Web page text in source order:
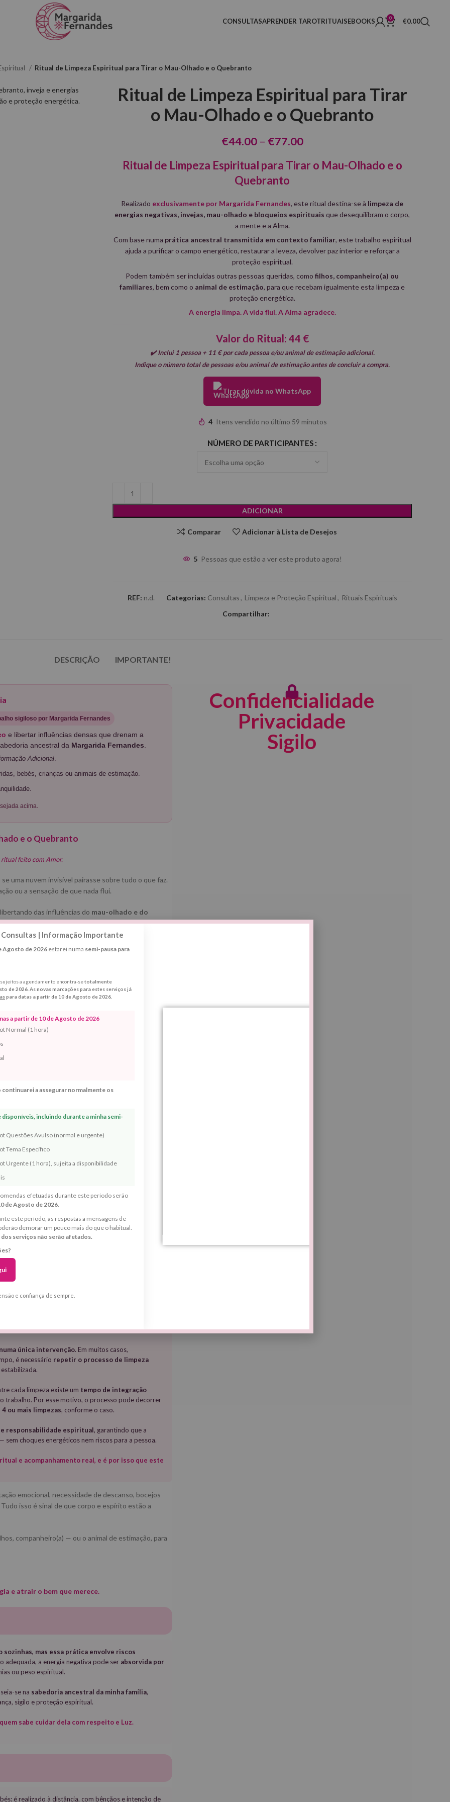
CONSULTASAPRENDER TAROTRITUAISEBOOKS 0 €0.00
Ritual de Limpeza Espiritual para Tirar o Mau-Olhado e o Quebranto
Ritual de Limpeza Espiritual para Tirar
o Mau-Olhado e o Quebranto
€44.00 – €77.00
Ritual de Limpeza Espiritual para Tirar o Mau-Olhado e o
Quebranto
Realizado exclusivamente por Margarida Fernandes, este ritual destina-se à limpeza de
energias negativas, invejas, mau-olhado e bloqueios espirituais que desequilibram o corpo,
a mente e a Alma.
Com base numa prática ancestral transmitida em contexto familiar, este trabalho espiritual
ajuda a purificar o campo energético, restaurar a leveza, devolver paz interior e reforçar a
proteção espiritual.
Podem também ser incluídas outras pessoas queridas, como filhos, companheiro(a) ou
familiares, bem como o animal de estimação, para que recebam igualmente esta limpeza e
proteção energética.
A energia limpa. A vida flui. A Alma agradece.
Valor do Ritual: 44 €
✔️ Inclui 1 pessoa+ 11 € por cada pessoa e/ou animal de estimação adicional.
Indique o número total de pessoas e/ou animal de estimação antes de concluir a compra.
Tirar dúvida no WhatsApp
4 Itens vendido no último 59 minutos
NÚMERO DE PARTICIPANTES
ADICIONAR
Comparar Adicionar à Lista de Desejos
5 Pessoas que estão a ver este produto agora!
REF: n.d. Categorias: Consultas, Limpeza e Proteção Espiritual, Rituais Espirituais
Compartilhar:
DESCRIÇÃO IMPORTANTE!
sigiloso por Margarida Fernandes
e libertar influências densas que drenam a
ancestral da Margarida Fernandes
Adicional.
bebés, crianças ou animais de estimação.
acima.
e o Quebranto
feito com Amor.
uma nuvem invisível pairasse sobre tudo o que faz.
ou a sensação de que nada flui.
das influências do mau-olhado e do
força vital.
Ibérica para identificar e limpar situações de
Margarida Fernandes.
e vontade de chorar sem perceber porquê.
acordei mais leve e mais tranquila.
sem motivo aparente. Depois da limpeza, notámos
Raquel Abrantes, Paços de Ferreira
e sem energia. Após o ritual senti uma paz muito
—Rosa Tavares, Barcelos
cansado e sem conseguir descansar bem.
dormir muito melhor.
andava estranho e muito inquieto. Nos dias
na minha energia e disposição.
inconsciente que é dirigida e que se cola à
no corpo físico: mal-estar, nervosismo, fraqueza,
única intervenção. Em muitos casos,
é necessário repetir o processo de limpeza
cada limpeza existe um tempo de integração
trabalho. Por esse motivo, o processo pode decorrer
4 ou mais limpezas, conforme o caso.
responsabilidade espiritual, garantindo que a
choques energéticos nem riscos para a pessoa.
e acompanhamento real, e é por isso que este
emocional, necessidade de descanso, bocejos
isso é sinal de que corpo e espírito estão a
companheiro(a) — ou o animal de estimação, para
e atrair o bem que merece.
mas essa prática envolve riscos
adequada, a energia negativa pode ser absorvida por
ou peso espiritual.
se na sabedoria ancestral da minha família,
sigilo e proteção espiritual.
sabe cuidar dela com respeito e Luz.
é realizado à distância, com bênçãos e intenção de
Confidencialidade
Privacidade
Sigilo
Consultas | Informação Importante
Agosto de 2026estarei numa semi-pausa para
a agendamento encontra-setotalmente
de 2026 As novas marcações para estes serviços já
para datas a partir de 10 de Agosto de 2026.
a partir de 10 de Agosto de 2026
Normal (1 hora)
a assegurar normalmente os
disponíveis, incluindo durante a minha semi-
Questões Avulso (normal e urgente)
Tema Específico
Urgente (1 hora), sujeita a disponibilidade
efetuadas durante este período serão
de Agosto de 2026
este período, as respostas a mensagens de
demorar um pouco mais do que o habitual.
serviços não serão afetados.
e confiança de sempre.